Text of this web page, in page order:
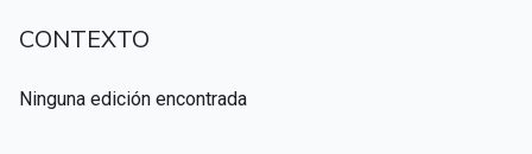
espiritismo
CONTEXTO
Ninguna edición encontrada